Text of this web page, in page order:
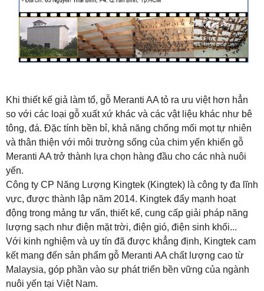
Khi thiết kế giả làm tổ, gỗ Meranti AA tỏ ra ưu việt hơn hẳn
so với các loại gỗ xuất xứ khác và các vật liệu khác như bê
tông, đá. Đặc tính bền bỉ, khả năng chống mối mọt tự nhiên
và thân thiện với môi trường sống của chim yến khiến gỗ
Meranti AA trở thành lựa chọn hàng đầu cho các nhà nuôi
yến.
Công ty CP Năng Lượng Kingtek (Kingtek) là công ty đa lĩnh
vực, được thành lập năm 2014. Kingtek đẩy mạnh hoạt
động trong mảng tư vấn, thiết kế, cung cấp giải pháp năng
lượng sạch như điện mặt trời, điện gió, điện sinh khối...
Với kinh nghiệm và uy tín đã được khẳng định, Kingtek cam
kết mang đến sản phẩm gỗ Meranti AA chất lượng cao từ
Malaysia, góp phần vào sự phát triển bền vững của ngành
nuôi yến tại Việt Nam.